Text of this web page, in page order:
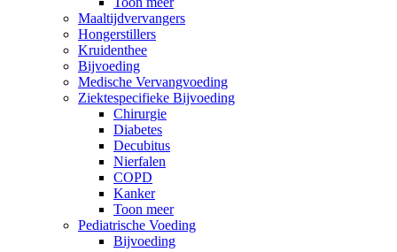
Maaltijdvervangers
Hongerstillers
Kruidenthee
Bijvoeding
Medische Vervangvoeding
Ziektespecifieke Bijvoeding
Chirurgie
Diabetes
Decubitus
Nierfalen
COPD
Kanker
Toon meer
Pediatrische Voeding
Bijvoeding